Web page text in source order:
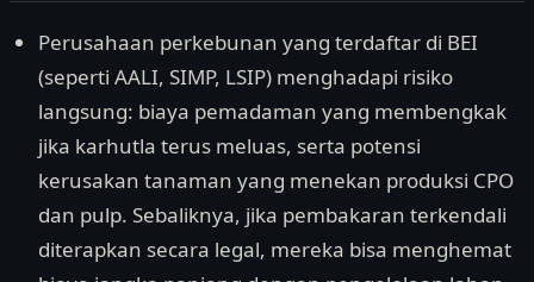
Perusahaan perkebunan yang terdaftar di BEI
(seperti AALI, SIMP, LSIP) menghadapi risiko
langsung: biaya pemadaman yang membengkak
jika karhutla terus meluas, serta potensi
kerusakan tanaman yang menekan produksi CPO
dan pulp. Sebaliknya, jika pembakaran terkendali
diterapkan secara legal, mereka bisa menghemat